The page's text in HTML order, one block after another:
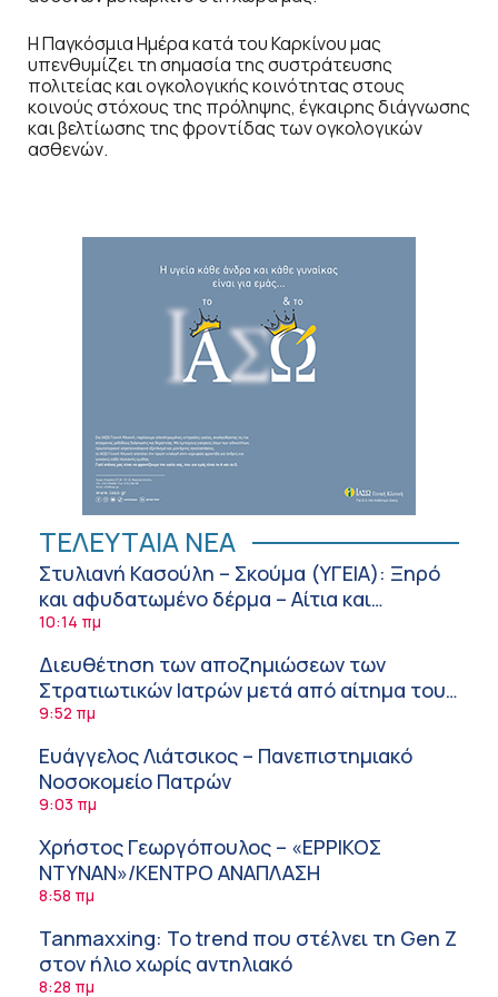
Η Παγκόσμια Ημέρα κατά του Καρκίνου μας
υπενθυμίζει τη σημασία της συστράτευσης
πολιτείας και ογκολογικής κοινότητας στους
κοινούς στόχους της πρόληψης, έγκαιρης διάγνωσης
και βελτίωσης της φροντίδας των ογκολογικών
ασθενών.
ΤΕΛΕΥΤΑΙΑ ΝΕΑ
Στυλιανή Κασούλη – Σκούμα (ΥΓΕΙΑ): Ξηρό
και αφυδατωμένο δέρμα – Αίτια και
αντιμετώπιση
10:14 πμ
Διευθέτηση των αποζημιώσεων των
Στρατιωτικών Ιατρών μετά από αίτημα του
ΙΣΑ
9:52 πμ
Ευάγγελος Λιάτσικος – Πανεπιστημιακό
Νοσοκομείο Πατρών
9:03 πμ
Χρήστος Γεωργόπουλος – «ΕΡΡΙΚΟΣ
ΝΤΥΝΑΝ»/ΚΕΝΤΡΟ ΑΝΑΠΛΑΣΗ
8:58 πμ
Tanmaxxing: To trend που στέλνει τη Gen Z
στον ήλιο χωρίς αντηλιακό
8:28 πμ